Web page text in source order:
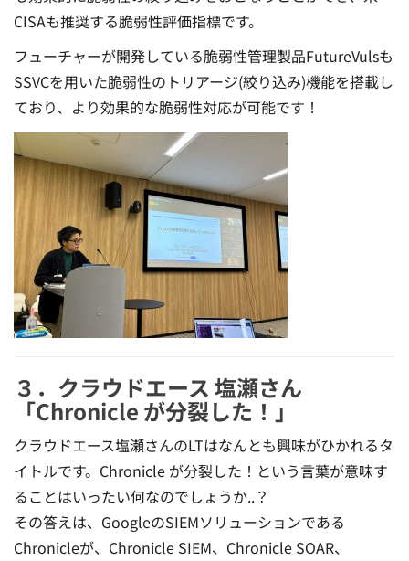
CISAも推奨する脆弱性評価指標です。
フューチャーが開発している脆弱性管理製品FutureVulsも
SSVCを用いた脆弱性のトリアージ(絞り込み)機能を搭載し
ており、より効果的な脆弱性対応が可能です！
３．クラウドエース 塩瀬さん
「Chronicle が分裂した！」
クラウドエース塩瀬さんのLTはなんとも興味がひかれるタ
イトルです。Chronicle が分裂した！という言葉が意味す
ることはいったい何なのでしょうか..？
その答えは、GoogleのSIEMソリューションである
Chronicleが、Chronicle SIEM、Chronicle SOAR、